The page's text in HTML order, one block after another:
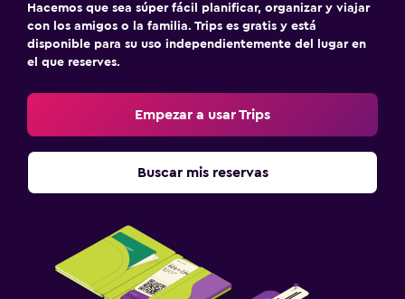
Hacemos que sea súper fácil planificar, organizar y viajar
con los amigos o la familia. Trips es gratis y está
disponible para su uso independientemente del lugar en
el que reserves.
Empezar a usar Trips
Buscar mis reservas